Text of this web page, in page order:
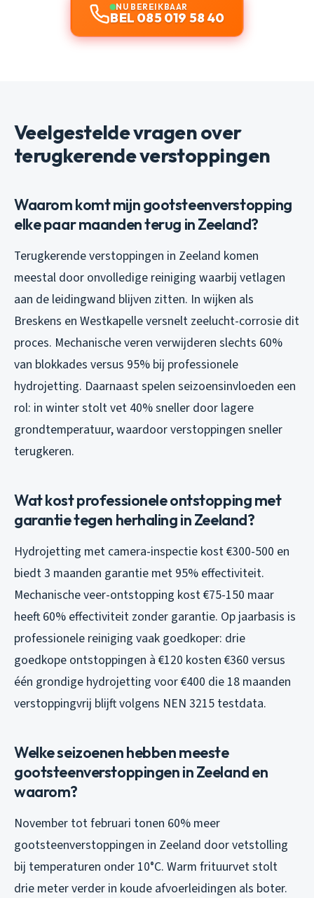
NU BEREIKBAAR
BEL 085 019 58 40
Veelgestelde vragen over
terugkerende verstoppingen
Waarom komt mijn gootsteenverstopping
elke paar maanden terug in Zeeland?
Terugkerende verstoppingen in Zeeland komen
meestal door onvolledige reiniging waarbij vetlagen
aan de leidingwand blijven zitten. In wijken als
Breskens en Westkapelle versnelt zeelucht-corrosie dit
proces. Mechanische veren verwijderen slechts 60%
van blokkades versus 95% bij professionele
hydrojetting. Daarnaast spelen seizoensinvloeden een
rol: in winter stolt vet 40% sneller door lagere
grondtemperatuur, waardoor verstoppingen sneller
terugkeren.
Wat kost professionele ontstopping met
garantie tegen herhaling in Zeeland?
Hydrojetting met camera-inspectie kost €300-500 en
biedt 3 maanden garantie met 95% effectiviteit.
Mechanische veer-ontstopping kost €75-150 maar
heeft 60% effectiviteit zonder garantie. Op jaarbasis is
professionele reiniging vaak goedkoper: drie
goedkope ontstoppingen à €120 kosten €360 versus
één grondige hydrojetting voor €400 die 18 maanden
verstoppingvrij blijft volgens NEN 3215 testdata.
Welke seizoenen hebben meeste
gootsteenverstoppingen in Zeeland en
waarom?
November tot februari tonen 60% meer
gootsteenverstoppingen in Zeeland door vetstolling
bij temperaturen onder 10°C. Warm frituurvet stolt
drie meter verder in koude afvoerleidingen als boter.